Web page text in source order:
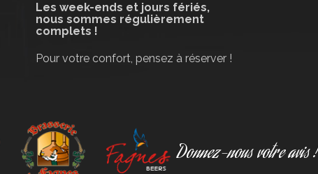
Les week-ends et jours fériés,
nous sommes régulièrement
complets !
Pour votre confort, pensez à réserver !
Donnez-nous votre avis !